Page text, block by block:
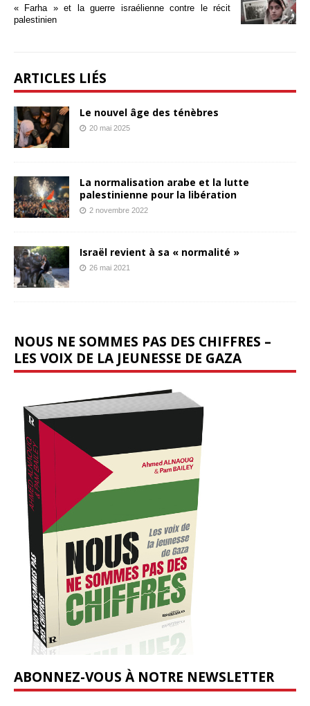
« Farha » et la guerre israélienne contre le récit
palestinien
ARTICLES LIÉS
Le nouvel âge des ténèbres
20 mai 2025
La normalisation arabe et la lutte
palestinienne pour la libération
2 novembre 2022
Israël revient à sa « normalité »
26 mai 2021
NOUS NE SOMMES PAS DES CHIFFRES –
LES VOIX DE LA JEUNESSE DE GAZA
ABONNEZ-VOUS À NOTRE NEWSLETTER